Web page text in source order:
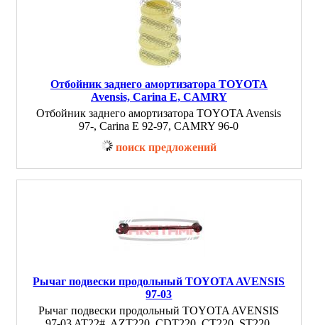
Отбойник заднего амортизатора TOYOTA
Avensis, Carina E, CAMRY
Отбойник заднего амортизатора TOYOTA Avensis
97-, Carina E 92-97, CAMRY 96-0
поиск предложений
Рычаг подвески продольный TOYOTA AVENSIS
97-03
Рычаг подвески продольный TOYOTA AVENSIS